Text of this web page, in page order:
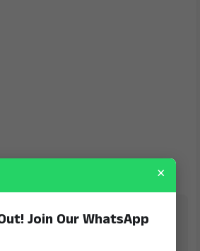
Newspaper, Publishing Platform
×
Join Our WhatsApp